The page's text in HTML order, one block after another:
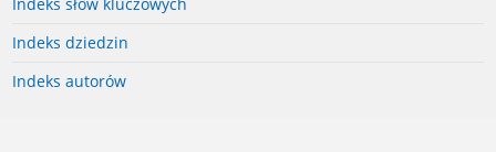
Indeks słów kluczowych
Indeks dziedzin
Indeks autorów